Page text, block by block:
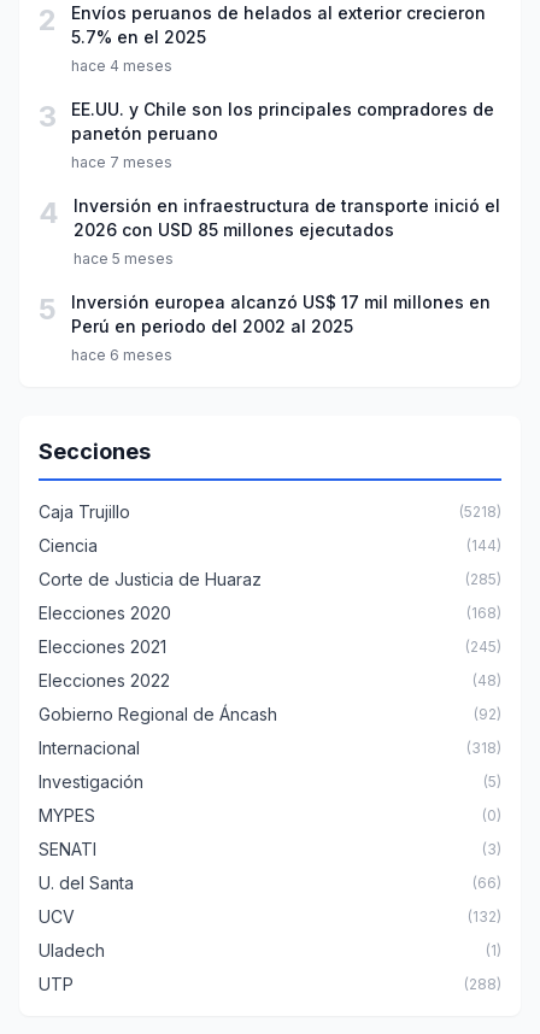
2
Envíos peruanos de helados al exterior crecieron
5.7% en el 2025
hace 4 meses
3
EE.UU. y Chile son los principales compradores de
panetón peruano
hace 7 meses
4
Inversión en infraestructura de transporte inició el
2026 con USD 85 millones ejecutados
hace 5 meses
5
Inversión europea alcanzó US$ 17 mil millones en
Perú en periodo del 2002 al 2025
hace 6 meses
Secciones
Caja Trujillo (5218)
Ciencia (144)
Corte de Justicia de Huaraz (285)
Elecciones 2020 (168)
Elecciones 2021 (245)
Elecciones 2022 (48)
Gobierno Regional de Áncash (92)
Internacional (318)
Investigación (5)
MYPES (0)
SENATI (3)
U. del Santa (66)
UCV (132)
Uladech (1)
UTP (288)